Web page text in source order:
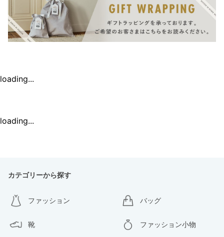
loading...
loading...
カテゴリーから探す
ファッション バッグ
靴 ファッション小物